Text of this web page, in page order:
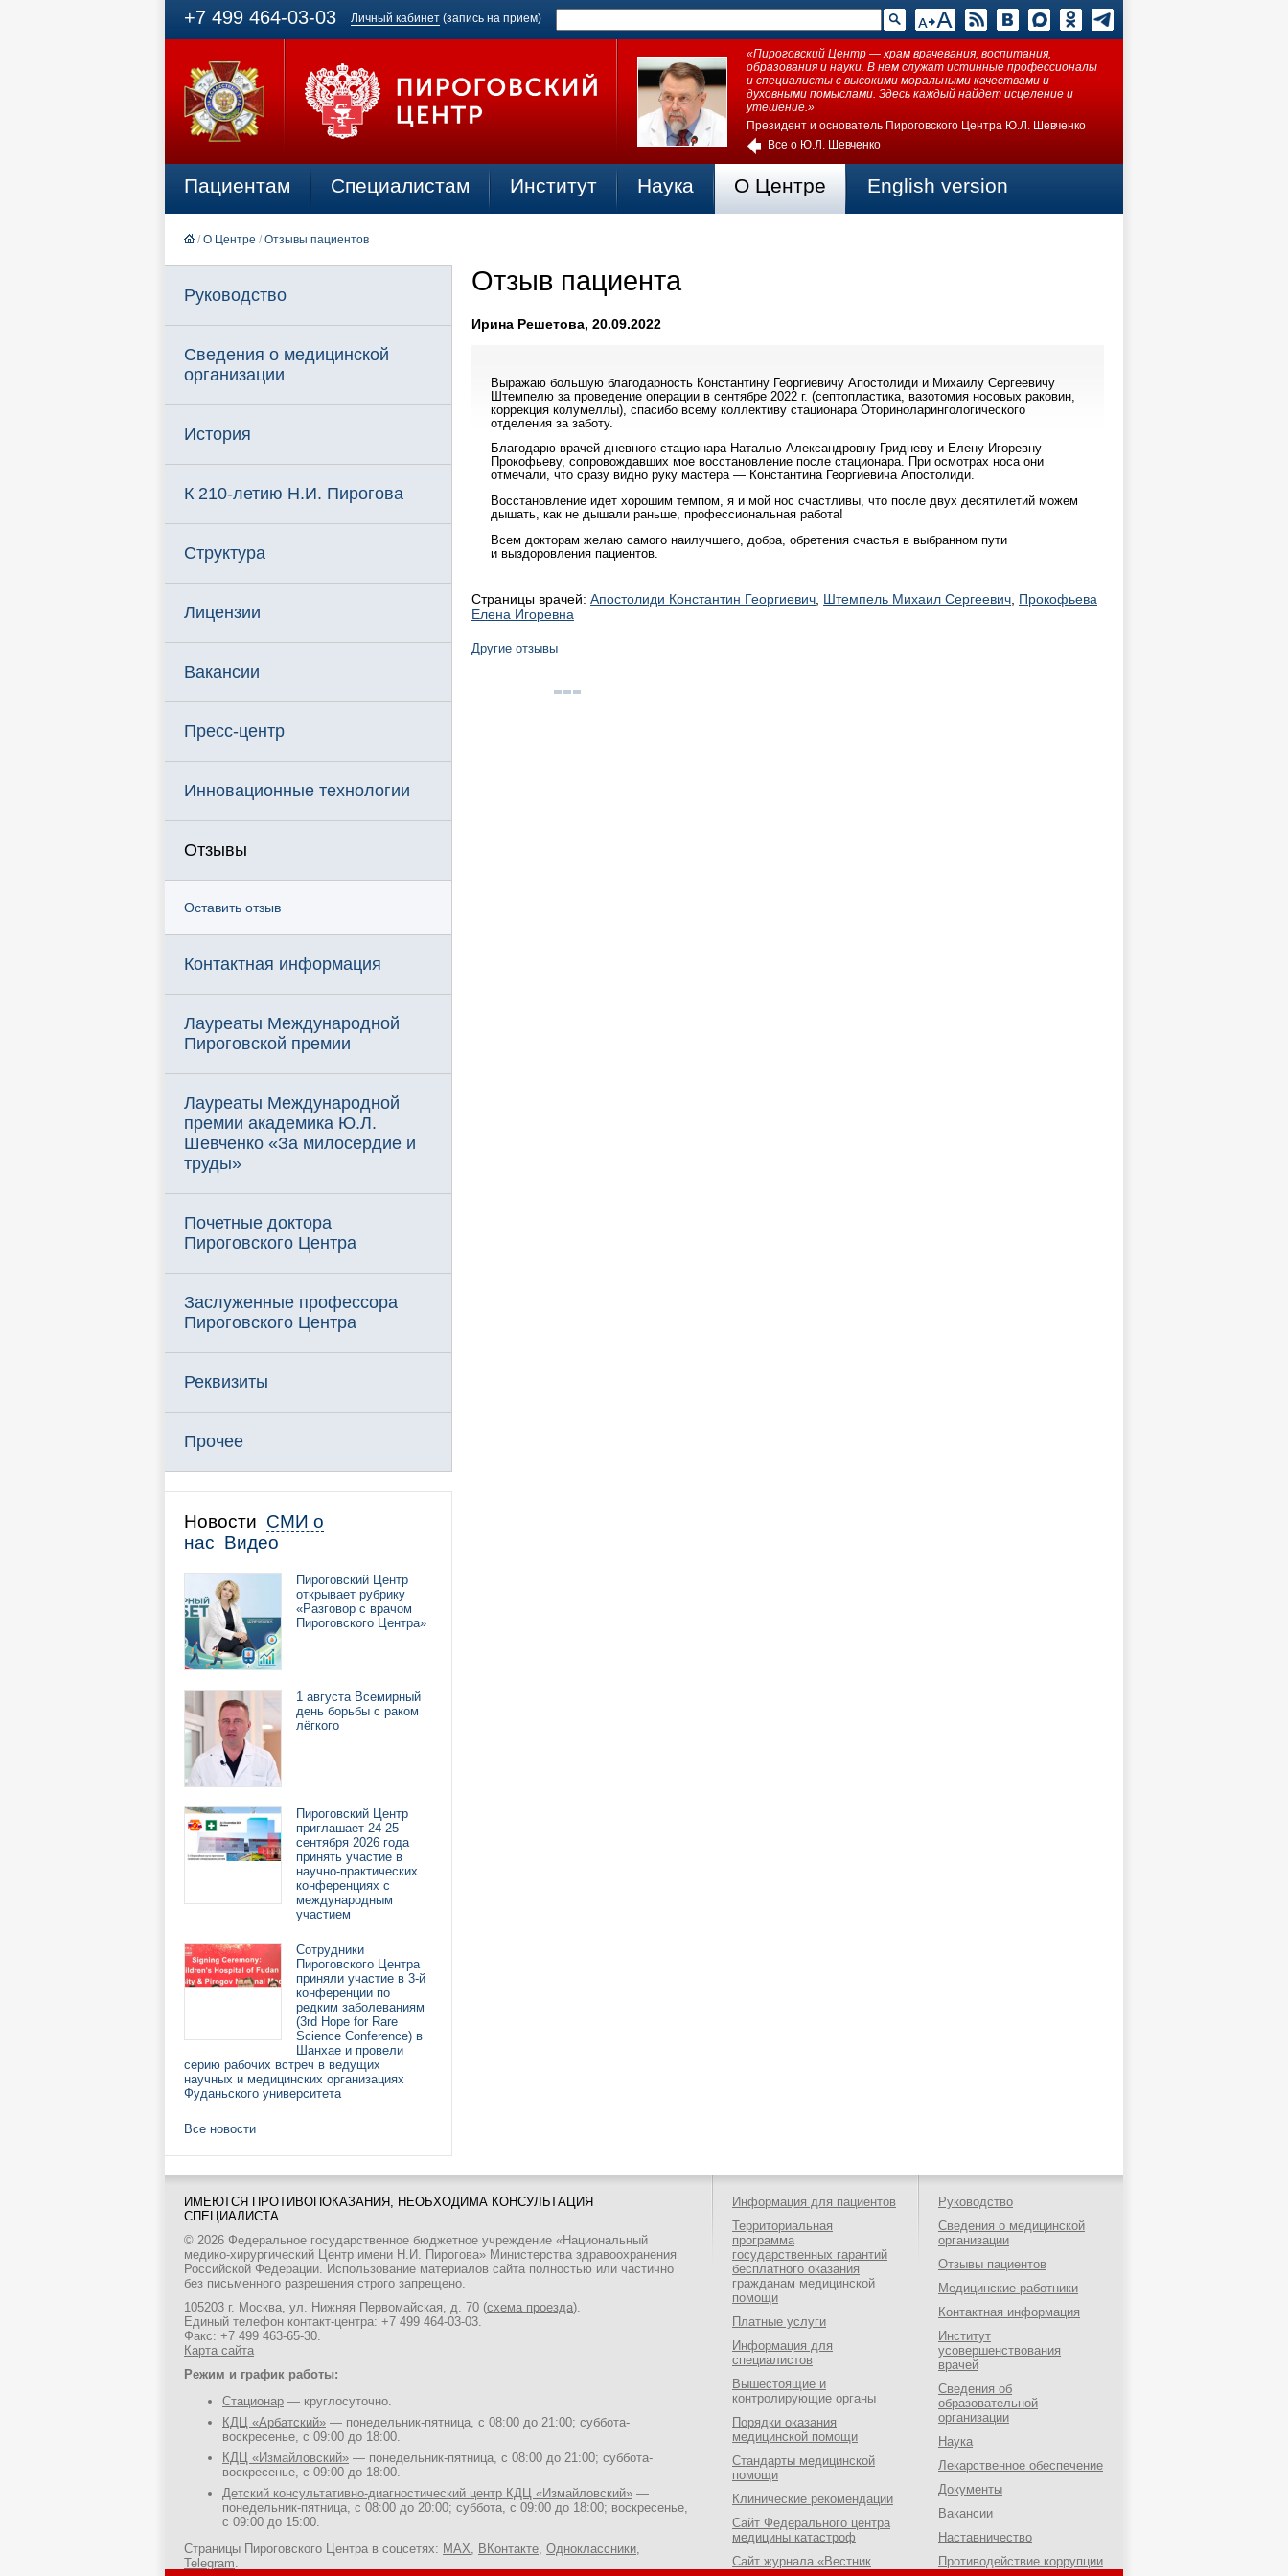
+7 499 464-03-03 Личный кабинет (запись на прием)
«Пироговский Центр — храм врачевания, воспитания,
образования и науки. В нем служат истинные профессионалы
и специалисты с высокими моральными качествами и
духовными помыслами. Здесь каждый найдет исцеление и
утешение.»
Президент и основатель Пироговского Центра Ю.Л. Шевченко
Все о Ю.Л. Шевченко
Пациентам Специалистам Институт Наука О Центре English version
/ О Центре / Отзывы пациентов
Руководство
Сведения о медицинской
организации
История
К 210-летию Н.И. Пирогова
Структура
Лицензии
Вакансии
Пресс-центр
Инновационные технологии
Отзывы
Оставить отзыв
Контактная информация
Лауреаты Международной
Пироговской премии
Лауреаты Международной
премии академика Ю.Л.
Шевченко «За милосердие и
труды»
Почетные доктора
Пироговского Центра
Заслуженные профессора
Пироговского Центра
Реквизиты
Прочее
Новости СМИ о
нас Видео
Пироговский Центр
открывает рубрику
«Разговор с врачом
Пироговского Центра»
1 августа Всемирный
день борьбы с раком
лёгкого
Пироговский Центр
приглашает 24-25
сентября 2026 года
принять участие в
научно-практических
конференциях с
международным
участием
Сотрудники
Пироговского Центра
приняли участие в 3-й
конференции по
редким заболеваниям
(3rd Hope for Rare
Science Conference) в
Шанхае и провели
серию рабочих встреч в ведущих
научных и медицинских организациях
Фуданьского университета
Все новости
Отзыв пациента
Ирина Решетова, 20.09.2022
Выражаю большую благодарность Константину Георгиевичу Апостолиди и Михаилу Сергеевичу
Штемпелю за проведение операции в сентябре 2022 г. (септопластика, вазотомия носовых раковин,
коррекция колумеллы), спасибо всему коллективу стационара Оториноларингологического
отделения за заботу.
Благодарю врачей дневного стационара Наталью Александровну Гридневу и Елену Игоревну
Прокофьеву, сопровождавших мое восстановление после стационара. При осмотрах носа они
отмечали, что сразу видно руку мастера — Константина Георгиевича Апостолиди.
Восстановление идет хорошим темпом, я и мой нос счастливы, что после двух десятилетий можем
дышать, как не дышали раньше, профессиональная работа!
Всем докторам желаю самого наилучшего, добра, обретения счастья в выбранном пути
и выздоровления пациентов.
Страницы врачей: Апостолиди Константин Георгиевич, Штемпель Михаил Сергеевич, Прокофьева
Елена Игоревна
Другие отзывы
ИМЕЮТСЯ ПРОТИВОПОКАЗАНИЯ, НЕОБХОДИМА КОНСУЛЬТАЦИЯ
СПЕЦИАЛИСТА.
© 2026 Федеральное государственное бюджетное учреждение «Национальный
медико-хирургический Центр имени Н.И. Пирогова» Министерства здравоохранения
Российской Федерации. Использование материалов сайта полностью или частично
без письменного разрешения строго запрещено.
105203 г. Москва, ул. Нижняя Первомайская, д. 70 (схема проезда).
Единый телефон контакт-центра: +7 499 464-03-03.
Факс: +7 499 463-65-30.
Карта сайта
Режим и график работы:
Стационар — круглосуточно.
КДЦ «Арбатский» — понедельник-пятница, с 08:00 до 21:00; суббота-
воскресенье, с 09:00 до 18:00.
КДЦ «Измайловский» — понедельник-пятница, с 08:00 до 21:00; суббота-
воскресенье, с 09:00 до 18:00.
Детский консультативно-диагностический центр КДЦ «Измайловский» —
понедельник-пятница, с 08:00 до 20:00; суббота, с 09:00 до 18:00; воскресенье,
с 09:00 до 15:00.
Страницы Пироговского Центра в соцсетях: MAX ВКонтакте Одноклассники
Telegram
Информация для пациентов
Территориальная
программа
государственных гарантий
бесплатного оказания
гражданам медицинской
помощи
Платные услуги
Информация для
специалистов
Вышестоящие и
контролирующие органы
Порядки оказания
медицинской помощи
Стандарты медицинской
помощи
Клинические рекомендации
Сайт Федерального центра
медицины катастроф
Сайт журнала «Вестник
Руководство
Сведения о медицинской
организации
Отзывы пациентов
Медицинские работники
Контактная информация
Институт
усовершенствования
врачей
Сведения об
образовательной
организации
Наука
Лекарственное обеспечение
Документы
Вакансии
Наставничество
Противодействие коррупции